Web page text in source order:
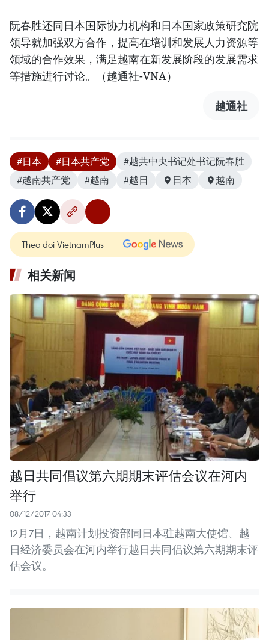
阮春胜还同日本国际协力机构和日本国家政策研究院
领导就加强双方合作，提高在培训和发展人力资源等
领域的合作效果，满足越南在新发展阶段的发展需求
等措施进行讨论。（越通社-VNA）
越通社
#日本 #日本共产党
#越共中央书记处书记阮春胜
#越南共产党
#越南 #越日 日本 越南
Theo dõi VietnamPlus
相关新闻
越日共同倡议第六期期末评估会议在河内
举行
08/12/2017 04:33
12月7日，越南计划投资部同日本驻越南大使馆、越
日经济委员会在河内举行越日共同倡议第六期期末评
估会议。